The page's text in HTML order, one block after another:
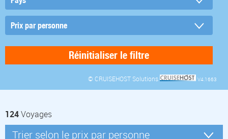
© CRUISEHOST Solutions V4.1663
124Voyages